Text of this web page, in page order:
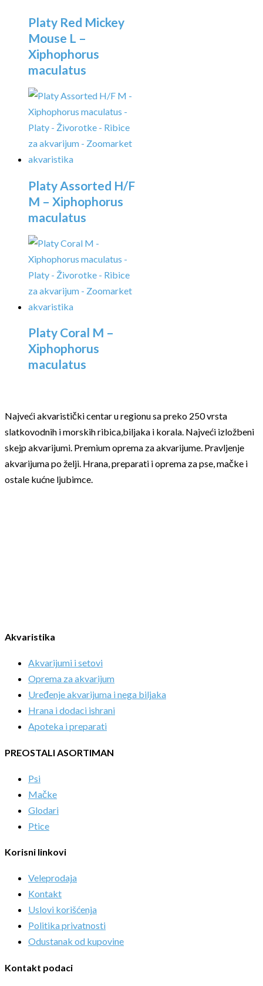
Platy Red Mickey
Mouse L –
Xiphophorus
maculatus
Platy Assorted H/F
M – Xiphophorus
maculatus
Platy Coral M –
Xiphophorus
maculatus
Najveći akvaristički centar u regionu sa preko 250 vrsta
slatkovodnih i morskih ribica,biljaka i korala. Najveći izložbeni
skejp akvarijumi. Premium oprema za akvarijume. Pravljenje
akvarijuma po želji. Hrana, preparati i oprema za pse, mačke i
ostale kućne ljubimce.
Akvaristika
Akvarijumi i setovi
Oprema za akvarijum
Uređenje akvarijuma i nega biljaka
Hrana i dodaci ishrani
Apoteka i preparati
PREOSTALI ASORTIMAN
Psi
Mačke
Glodari
Ptice
Korisni linkovi
Veleprodaja
Kontakt
Uslovi korišćenja
Politika privatnosti
Odustanak od kupovine
Kontakt podaci